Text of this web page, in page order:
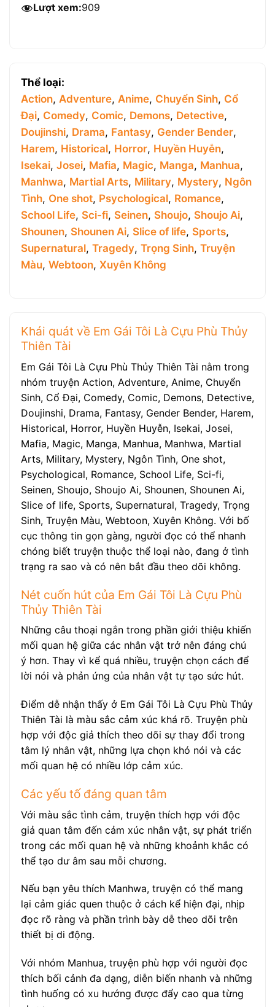
Lượt xem:909
Thể loại:
Action, Adventure, Anime, Chuyển Sinh, Cổ
Đại, Comedy, Comic, Demons, Detective,
Doujinshi, Drama, Fantasy, Gender Bender,
Harem, Historical, Horror, Huyền Huyễn,
Isekai, Josei, Mafia, Magic, Manga, Manhua,
Manhwa, Martial Arts, Military, Mystery, Ngôn
Tình, One shot, Psychological, Romance,
School Life, Sci-fi, Seinen, Shoujo, Shoujo Ai,
Shounen, Shounen Ai, Slice of life, Sports,
Supernatural, Tragedy, Trọng Sinh, Truyện
Màu, Webtoon, Xuyên Không
Khái quát về Em Gái Tôi Là Cựu Phù Thủy
Thiên Tài
Em Gái Tôi Là Cựu Phù Thủy Thiên Tài nằm trong
nhóm truyện Action, Adventure, Anime, Chuyển
Sinh, Cổ Đại, Comedy, Comic, Demons, Detective,
Doujinshi, Drama, Fantasy, Gender Bender, Harem,
Historical, Horror, Huyền Huyễn, Isekai, Josei,
Mafia, Magic, Manga, Manhua, Manhwa, Martial
Arts, Military, Mystery, Ngôn Tình, One shot,
Psychological, Romance, School Life, Sci-fi,
Seinen, Shoujo, Shoujo Ai, Shounen, Shounen Ai,
Slice of life, Sports, Supernatural, Tragedy, Trọng
Sinh, Truyện Màu, Webtoon, Xuyên Không. Với bố
cục thông tin gọn gàng, người đọc có thể nhanh
chóng biết truyện thuộc thể loại nào, đang ở tình
trạng ra sao và có nên bắt đầu theo dõi không.
Nét cuốn hút của Em Gái Tôi Là Cựu Phù
Thủy Thiên Tài
Những câu thoại ngắn trong phần giới thiệu khiến
mối quan hệ giữa các nhân vật trở nên đáng chú
ý hơn. Thay vì kể quá nhiều, truyện chọn cách để
lời nói và phản ứng của nhân vật tự tạo sức hút.
Điểm dễ nhận thấy ở Em Gái Tôi Là Cựu Phù Thủy
Thiên Tài là màu sắc cảm xúc khá rõ. Truyện phù
hợp với độc giả thích theo dõi sự thay đổi trong
tâm lý nhân vật, những lựa chọn khó nói và các
mối quan hệ có nhiều lớp cảm xúc.
Các yếu tố đáng quan tâm
Với màu sắc tình cảm, truyện thích hợp với độc
giả quan tâm đến cảm xúc nhân vật, sự phát triển
trong các mối quan hệ và những khoảnh khắc có
thể tạo dư âm sau mỗi chương.
Nếu bạn yêu thích Manhwa, truyện có thể mang
lại cảm giác quen thuộc ở cách kể hiện đại, nhịp
đọc rõ ràng và phần trình bày dễ theo dõi trên
thiết bị di động.
Với nhóm Manhua, truyện phù hợp với người đọc
thích bối cảnh đa dạng, diễn biến nhanh và những
tình huống có xu hướng được đẩy cao qua từng